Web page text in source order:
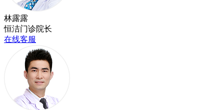
林露露
恒洁门诊院长
在线客服